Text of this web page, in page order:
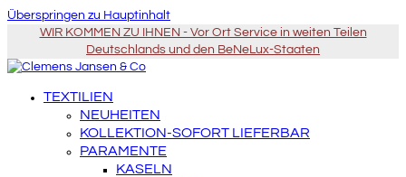
Überspringen zu Hauptinhalt
WIR KOMMEN ZU IHNEN - Vor Ort Service in weiten Teilen
Deutschlands und den BeNeLux-Staaten
TEXTILIEN
NEUHEITEN
KOLLEKTION-SOFORT LIEFERBAR
PARAMENTE
KASELN